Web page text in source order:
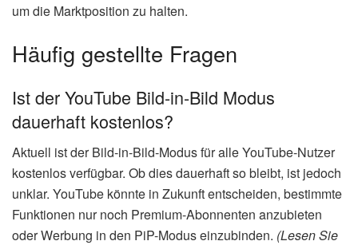
um die Marktposition zu halten.
Häufig gestellte Fragen
Ist der YouTube Bild-in-Bild Modus
dauerhaft kostenlos?
Aktuell ist der Bild-in-Bild-Modus für alle YouTube-Nutzer
kostenlos verfügbar. Ob dies dauerhaft so bleibt, ist jedoch
unklar. YouTube könnte in Zukunft entscheiden, bestimmte
Funktionen nur noch Premium-Abonnenten anzubieten
oder Werbung in den PiP-Modus einzubinden. (Lesen Sie